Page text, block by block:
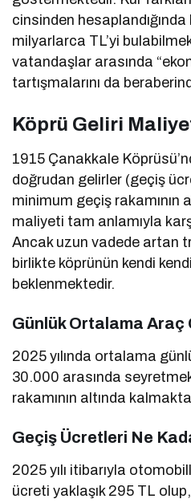
cinsinden hesaplandığında
milyarlarca TL’yi
vatandaşlar arasında
tartışmalarını da
Köprü Geliri
1915 Çanakkale
doğrudan gelirler (geçiş
minimum geçiş rakamının
maliyeti tam anlamıyla
Ancak uzun vadede artan
birlikte köprünün kendi
beklenmektedir.
Günlük Ortalama Araç
2025 yılında ortalama
30.000 arasında
rakamının altında
Geçiş Ücretleri Ne
2025 yılı itibarıyla
ücreti yaklaşık 295 TL